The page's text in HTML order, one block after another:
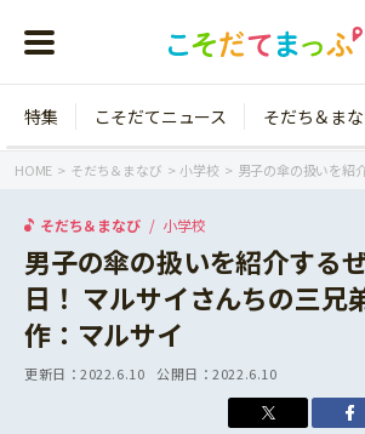
年齢から探す
3歳
特集 こそだてニュース そだち＆ま
HOME そだち＆まなび 小学校 男子の傘の扱いを紹
そだち＆まなび 小学校
男子の傘の扱いを紹介する
日！ マルサイさんちの三兄
作：マルサイ
更新日：2022.6.10 公開日：2022.6.10